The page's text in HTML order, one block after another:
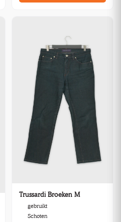
Trussardi Broeken M
gebruikt
Schoten